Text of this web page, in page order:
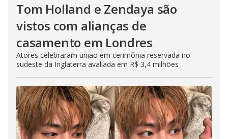
Tom Holland e Zendaya são
vistos com alianças de
casamento em Londres
Atores celebraram união em cerimônia reservada no
sudeste da Inglaterra avaliada em R$ 3,4 milhões